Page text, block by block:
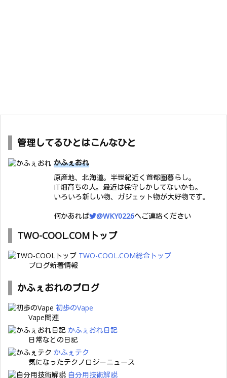
管理してるひとはこんなひと
かふぇおれ
原産地、北海道。半世紀近く首都圏暮らし。
IT畑育ちの人。最近は保守しかしてないかも。
いろいろ新しい物、ガジェット物が大好物です。
何かあれば
@WKY0226へご連絡ください
TWO-COOL.COMトップ
TWO-COOL.COM総合トップ
ブログ新着情報
かふぇおれのブログ
初歩のVape
Vape関連
かふぇおれ日記
日常などの日記
かふぇテク
気になったテクノロジーニュース
自分用技術解説